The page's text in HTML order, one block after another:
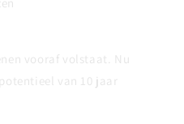
vooraf volstaat. Nu
van 10 jaar